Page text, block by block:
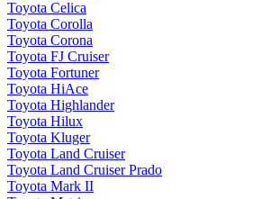
Toyota Celica
Toyota Corolla
Toyota Corona
Toyota FJ Cruiser
Toyota Fortuner
Toyota HiAce
Toyota Highlander
Toyota Hilux
Toyota Kluger
Toyota Land Cruiser
Toyota Land Cruiser Prado
Toyota Mark II